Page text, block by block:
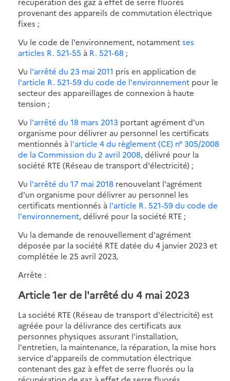
provenant des appareils de commutation électrique
fixes ;
Vu le code de l'environnement, notammentses
articles R. 521-55 à R. 521-68 ;
Vu l'arrêté du 23 mai 2011 pris en application de
l'article R. 521-59 du code de l'environnement pour le
secteur des appareillages de connexion à haute
tension ;
Vu l'arrêté du 18 mars 2013 portant agrément d'un
organisme pour délivrer au personnel les certificats
mentionnés à l'article 4 du règlement (CE) n° 305/2008
de la Commission du 2 avril 2008, délivré pour la
société RTE (Réseau de transport d'électricité) ;
Vu l'arrêté du 17 mai 2018 renouvelant l'agrément
d'un organisme pour délivrer au personnel les
certificats mentionnés à l'article R. 521-59 du code de
l'environnement, délivré pour la société RTE ;
Vu la demande de renouvellement d'agrément
déposée par la société RTE datée du 4 janvier 2023 et
complétée le 25 avril 2023,
Arrête :
Article 1er de l'arrêté du 4 mai 2023
La société RTE (Réseau de transport d'électricité) est
agréée pour la délivrance des certificats aux
personnes physiques assurant l'installation,
l'entretien, la maintenance, la réparation, la mise hors
service d'appareils de commutation électrique
contenant des gaz à effet de serre fluorés ou la